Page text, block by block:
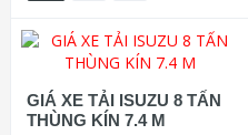
GIÁ XE TẢI ISUZU 8 TẤN
THÙNG KÍN 7.4 M